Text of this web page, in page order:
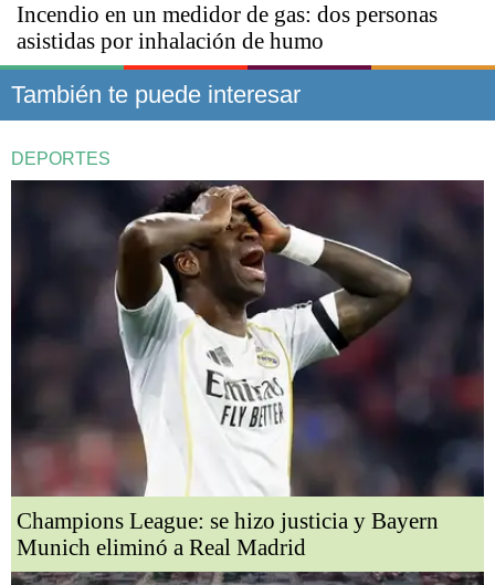
Incendio en un medidor de gas: dos personas
asistidas por inhalación de humo
También te puede interesar
DEPORTES
Champions League: se hizo justicia y Bayern
Munich eliminó a Real Madrid